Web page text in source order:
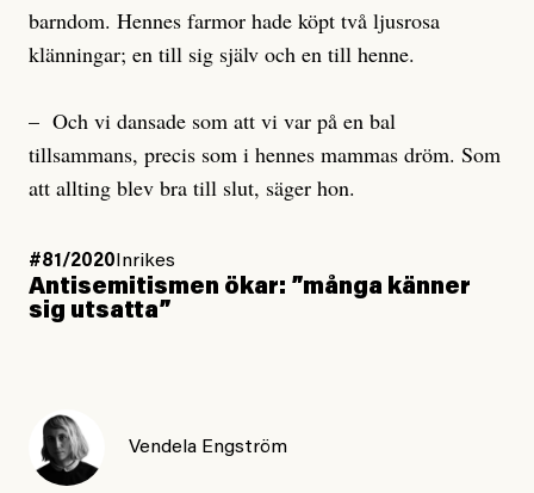
barndom. Hennes farmor hade köpt två ljusrosa
klänningar; en till sig själv och en till henne.
– Och vi dansade som att vi var på en bal
tillsammans, precis som i hennes mammas dröm. Som
att allting blev bra till slut, säger hon.
#81/2020 Inrikes
Antisemitismen ökar: ”många känner
sig utsatta”
Vendela Engström